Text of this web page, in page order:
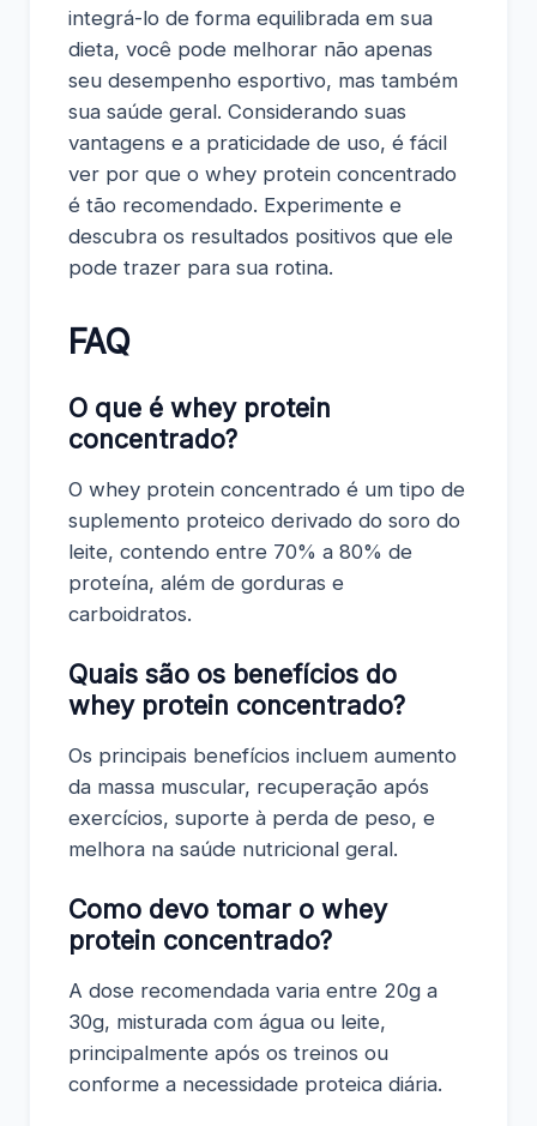
integrá-lo de forma equilibrada em sua
dieta, você pode melhorar não apenas
seu desempenho esportivo, mas também
sua saúde geral. Considerando suas
vantagens e a praticidade de uso, é fácil
ver por que o whey protein concentrado
é tão recomendado. Experimente e
descubra os resultados positivos que ele
pode trazer para sua rotina.
FAQ
O que é whey protein
concentrado?
O whey protein concentrado é um tipo de
suplemento proteico derivado do soro do
leite, contendo entre 70% a 80% de
proteína, além de gorduras e
carboidratos.
Quais são os benefícios do
whey protein concentrado?
Os principais benefícios incluem aumento
da massa muscular, recuperação após
exercícios, suporte à perda de peso, e
melhora na saúde nutricional geral.
Como devo tomar o whey
protein concentrado?
A dose recomendada varia entre 20g a
30g, misturada com água ou leite,
principalmente após os treinos ou
conforme a necessidade proteica diária.